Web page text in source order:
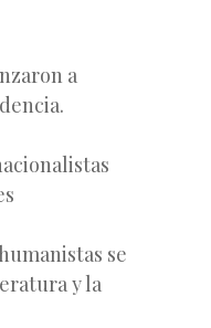
a
se
y la